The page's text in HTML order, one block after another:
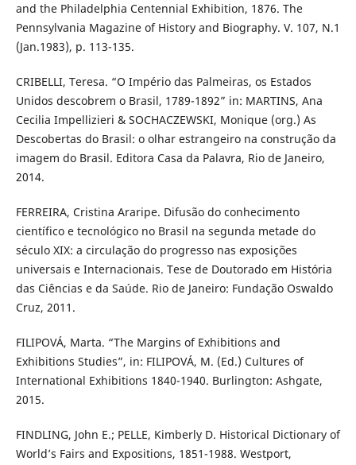
and the Philadelphia Centennial Exhibition, 1876. The
Pennsylvania Magazine of History and Biography. V. 107, N.1
(Jan.1983), p. 113-135.
CRIBELLI, Teresa. “O Império das Palmeiras, os Estados
Unidos descobrem o Brasil, 1789-1892” in: MARTINS, Ana
Cecilia Impellizieri & SOCHACZEWSKI, Monique (org.) As
Descobertas do Brasil: o olhar estrangeiro na construção da
imagem do Brasil. Editora Casa da Palavra, Rio de Janeiro,
2014.
FERREIRA, Cristina Araripe. Difusão do conhecimento
científico e tecnológico no Brasil na segunda metade do
século XIX: a circulação do progresso nas exposições
universais e Internacionais. Tese de Doutorado em História
das Ciências e da Saúde. Rio de Janeiro: Fundação Oswaldo
Cruz, 2011.
FILIPOVÁ, Marta. “The Margins of Exhibitions and
Exhibitions Studies”, in: FILIPOVÁ, M. (Ed.) Cultures of
International Exhibitions 1840-1940. Burlington: Ashgate,
2015.
FINDLING, John E.; PELLE, Kimberly D. Historical Dictionary of
World’s Fairs and Expositions, 1851-1988. Westport,